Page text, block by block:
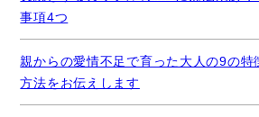
事項4つ
親からの愛情不足で育った大人の9の特
方法をお伝えします